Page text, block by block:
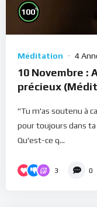
100%
Méditation 4
10 Novembre :
précieux
"Tu m'as soutenu à
pour toujours dans ta
Qu'est-ce q...
3 0